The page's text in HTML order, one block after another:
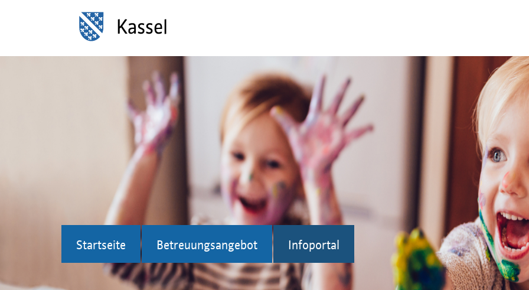
Startseite Betreuungsangebot Infoportal